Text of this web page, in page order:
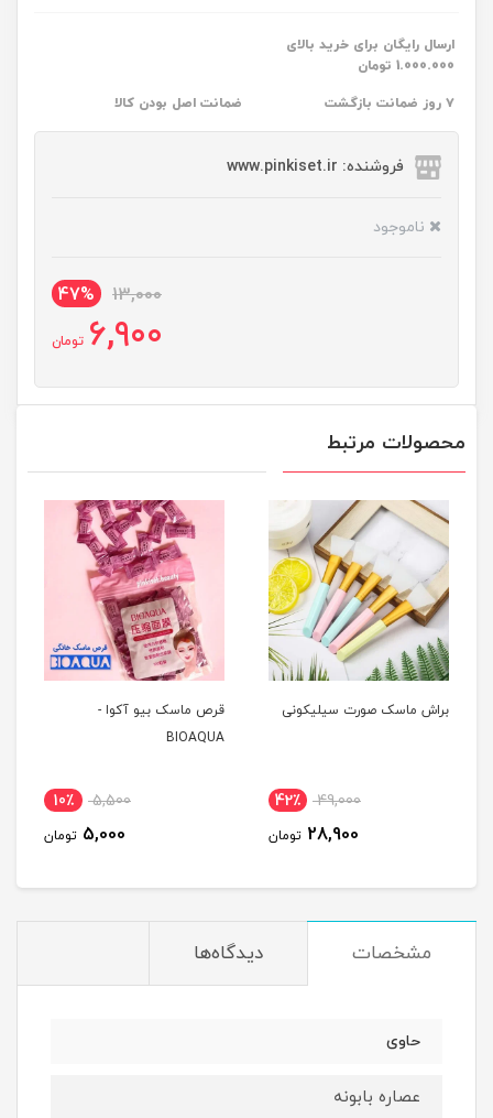
ارسال رایگان برای خرید بالای
1.000.000 تومان
۷ روز ضمانت بازگشت ضمانت اصل بودن کالا
فروشنده: www.pinkiset.ir
ناموجود
13,000
47%
6,900 تومان
محصولات مرتبط
براش ماسک صورت سیلیکونی
49,000 42٪
28,900 تومان
قرص ماسک بیو آکوا -
BIOAQUA
5,500 10٪
5,000 تومان
مشخصات دیدگاه‌ها
حاوی
عصاره بابونه